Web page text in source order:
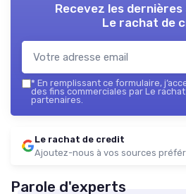
Recevez les
Le rachat de
* En remplissant ce formulaire,
des fins commerciales par Le
partenaires.
Le rachat de credit
Ajoutez-nous à vos sources
Parole d'experts